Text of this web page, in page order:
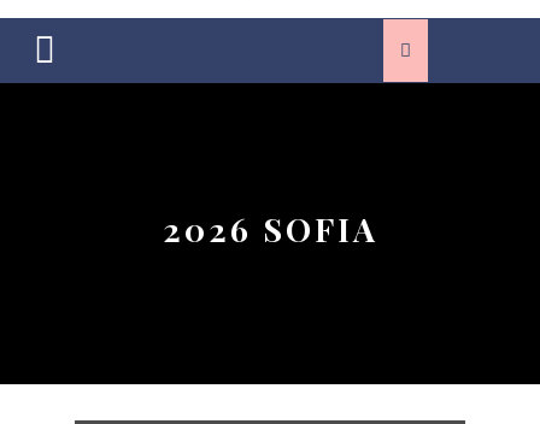
Open
2026 SOFIA